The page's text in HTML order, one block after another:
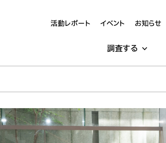
調査する
活動レポート イベント お知らせ